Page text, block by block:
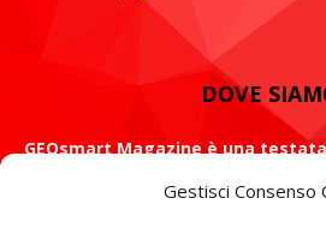
Gestisci Consenso
DOVE
GEOsmart Magazine è una